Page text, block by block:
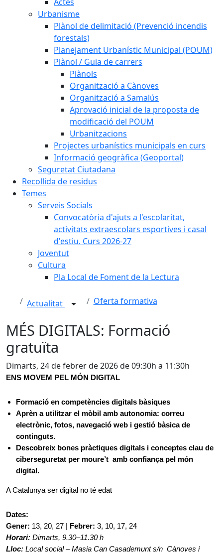
Urbanisme
Plànol de delimitació (Prevenció incendis
forestals)
Planejament Urbanístic Municipal (POUM)
Plànol / Guia de carrers
Plànols
Organització a Cànoves
Organització a Samalús
Aprovació inicial de la proposta de
modificació del POUM
Urbanitzacions
Projectes urbanístics municipals en curs
Informació geogràfica (Geoportal)
Seguretat Ciutadana
Recollida de residus
Temes
Serveis Socials
Convocatòria d'ajuts a l'escolaritat,
activitats extraescolars esportives i casal
d'estiu. Curs 2026-27
Joventut
Cultura
Pla Local de Foment de la Lectura
Actualitat Oferta formativa
MÉS DIGITALS: Formació
gratuïta
Dimarts, 24 de febrer de 2026 de 09:30h a 11:30h
ENS MOVEM PEL MÓN DIGITAL
Formació en competències digitals bàsiques
Aprèn a utilitzar el mòbil amb autonomia: correu
electrònic, fotos, navegació web i gestió bàsica de
continguts.
Descobreix bones pràctiques digitals i conceptes clau de
ciberseguretat per moure’t amb confiança pel món
digital.
A Catalunya ser digital no té edat
Dates:
Gener: 13, 20, 27 | Febrer: 3, 10, 17, 24
Horari: Dimarts, 9.30–11.30 h
Lloc: Local social – Masia Can Casademunt s/n Cànoves i